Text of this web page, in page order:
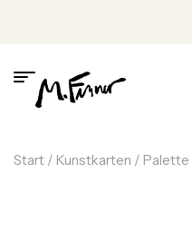
Start / Kunstkarten / Palette